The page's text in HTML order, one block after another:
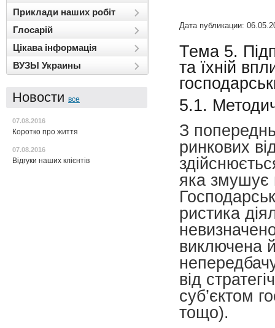
Приклади наших робіт
Глосарій
Цікава інформація
ВУЗЫ Украины
Новости все
07.08.2016
Коротко про життя
07.08.2016
Відгуки наших клієнтів
Дата публикации:
Тема 5.
та їхній
5.1.
З
ринкових
яка змушує
ристика
виключена
від
суб’єктом
тощо).